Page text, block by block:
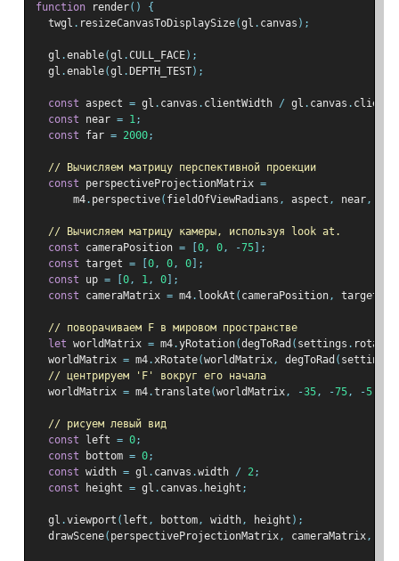
function render()
{
  twgl
. resizeCanvasToDisplaySize(gl . canvas );
  gl
.enable(gl .CULL_FACE);
  gl
.enable(gl . DEPTH_TEST);
const aspect = gl . canvas . clientWidth / gl . canvas .
const near = 1;
const far = 2000;
// Вычисляем матрицу перспективной проекции
const perspectiveProjectionMatrix =
      m4
. perspective( fieldOfViewRadians , aspect , near,
// Вычисляем матрицу камеры, используя look at.
const cameraPosition = 0, 0, -75 ];
const target = 0, 0, 0 ];
const up = 0, 1, 0 ];
const cameraMatrix = m4. lookAt ( cameraPosition, target
// поворачиваем F в мировом пространстве
let worldMatrix = m4.yRotation(degToRad ( settings .
  worldMatrix
= m4.xRotate(worldMatrix, degToRad ( settings
// центрируем 'F' вокруг его начала
  worldMatrix
= m4.translate(worldMatrix, -35, -75, -5
// рисуем левый вид
const left = 0;
const bottom = 0;
const width = gl . canvas .width / 2;
const height = gl . canvas . height ;
  gl
.viewport ( left , bottom, width, height );
  drawScene
( perspectiveProjectionMatrix, cameraMatrix,